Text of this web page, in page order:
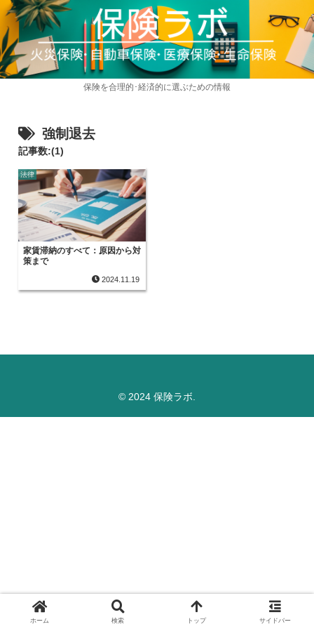
保険を合理的･経済的に選ぶための情報
強制退去
記事数:(1)
法律
家賃滞納のすべて：原因から対
策まで
2024.11.19
© 2024 保険ラボ.
ホーム 検索 トップ サイドバー